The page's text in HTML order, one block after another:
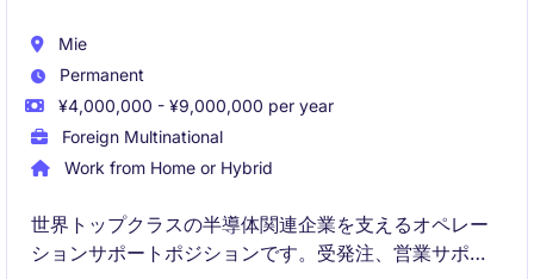
Mie
Permanent
¥4,000,000 - ¥9,000,000 per year
Foreign Multinational
Work from Home or Hybrid
世界トップクラスの半導体関連企業を支えるオペレー
ションサポートポジションです。受発注、営業サポー